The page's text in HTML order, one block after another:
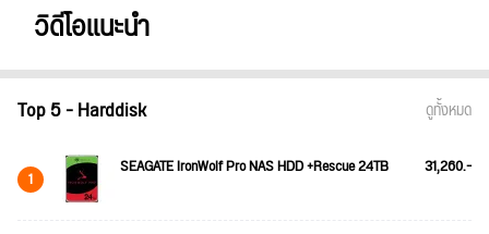
วิดีโอแนะนำ
Top 5 - Harddisk ดูทั้งหมด
1 SEAGATE IronWolf Pro NAS HDD +Rescue 24TB 31,260.-